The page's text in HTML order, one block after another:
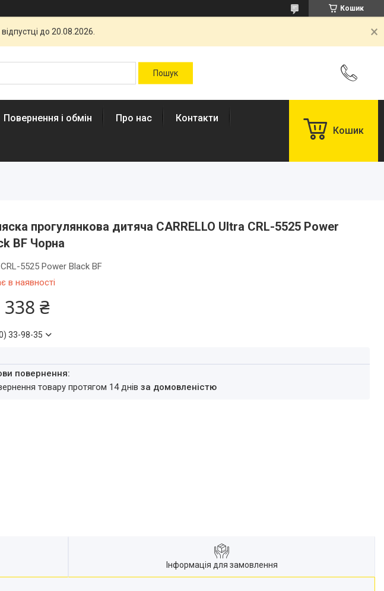
Кошик
до 20.08.2026.
Повернення і обмін Про нас Контакти
Кошик
прогулянкова дитяча CARRELLO Ultra CRL-5525 Power
BF Чорна
в наявності
CRL-5525 Power Black BF
338 ₴
33-98-35
товару протягом 14 днів за домовленістю
Інформація для замовлення